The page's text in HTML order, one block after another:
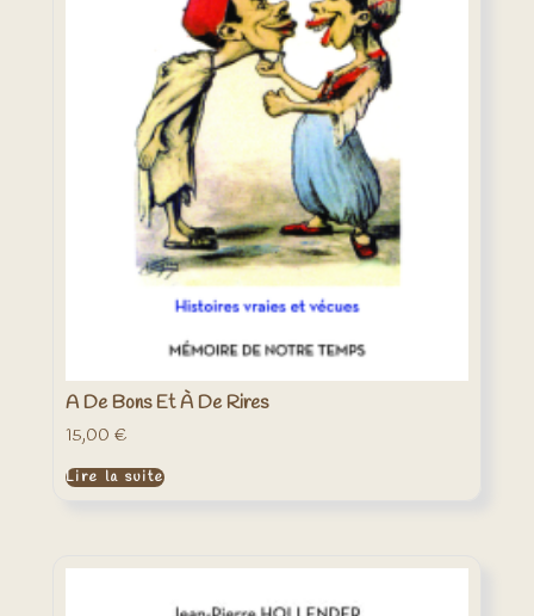
A De Bons Et À De Rires
15,00 €
Lire la suite